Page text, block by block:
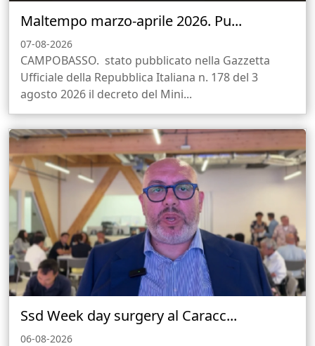
Maltempo marzo-aprile 2026. Pu...
07-08-2026
CAMPOBASSO. stato pubblicato nella Gazzetta
Ufficiale della Repubblica Italiana n. 178 del 3
agosto 2026 il decreto del Mini...
Ssd Week day surgery al Caracc...
06-08-2026